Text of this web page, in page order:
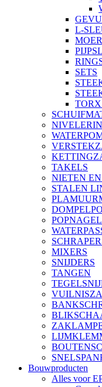
L-
SETS
TAKELS
NIETEN
STALEN
MIXERS
SNIJDERS
TANGEN
Bouwproducten
Alles voor